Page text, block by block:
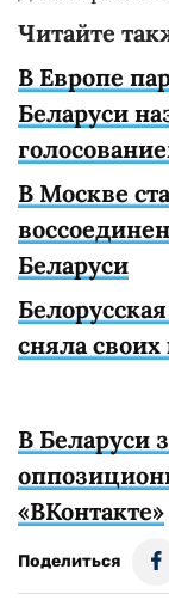
Читайте
В Европе
Беларуси
В Москве
Беларуси
сняла
В Беларуси
«ВКонтакте»
Поделиться